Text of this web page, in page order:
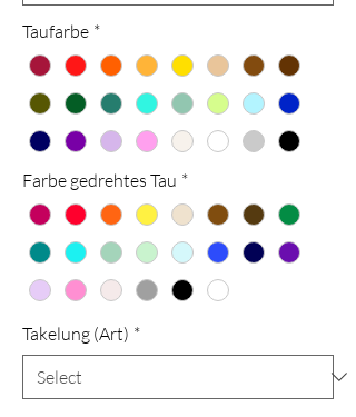
Taufarbe *
Farbe gedrehtes Tau *
Takelung (Art) *